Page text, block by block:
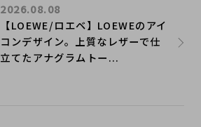
【LOEWE/ロエベ】LOEWEのアイ
コンデザイン。上質なレザーで仕
立てたアナグラムトー...
2026.08.08